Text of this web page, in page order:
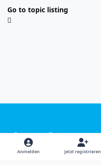
Go to topic listing
Light ModeDark ModeSystem Preference
Sprachen Design
Anmelden Jetzt registrieren